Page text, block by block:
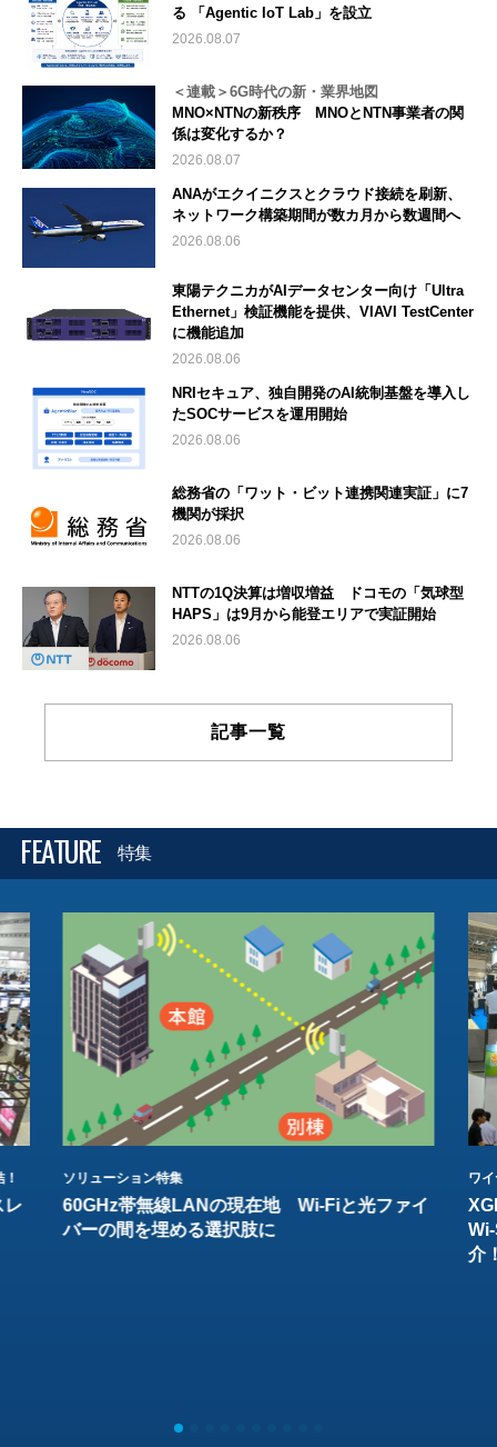
る 「Agentic IoT Lab」を設立
2026.08.07
＜連載＞6G時代の新・業界地図
MNO×NTNの新秩序 MNOとNTN事業者の関
係は変化するか？
2026.08.07
ANAがエクイニクスとクラウド接続を刷新、
ネットワーク構築期間が数カ月から数週間へ
2026.08.06
東陽テクニカがAIデータセンター向け「Ultra
Ethernet」検証機能を提供、VIAVI TestCenter
に機能追加
2026.08.06
NRIセキュア、独自開発のAI統制基盤を導入し
たSOCサービスを運用開始
2026.08.06
総務省の「ワット・ビット連携関連実証」に7
機関が採択
2026.08.06
NTTの1Q決算は増収増益 ドコモの「気球型
HAPS」は9月から能登エリアで実証開始
2026.08.06
記事一覧
FEATURE 特集
レ
ソリューション特集
60GHz帯無線LANの現在地 Wi-Fiと光ファイ
バーの間を埋める選択肢に
ワ
介